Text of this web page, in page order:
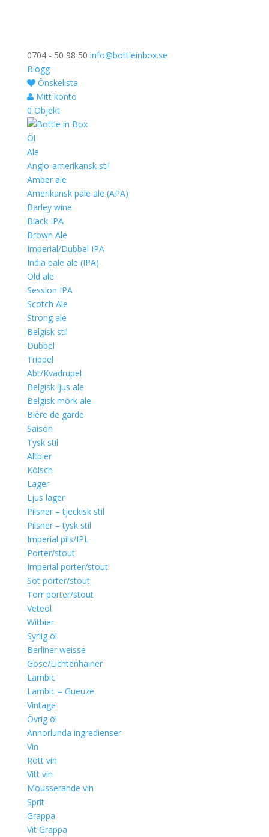
0704 - 50 98 50 info@bottleinbox.se
Blogg
Önskelista
Mitt konto
0 Objekt
Öl
Ale
Anglo-amerikansk stil
Amber ale
Amerikansk pale ale (APA)
Barley wine
Black IPA
Brown Ale
Imperial/Dubbel IPA
India pale ale (IPA)
Old ale
Session IPA
Scotch Ale
Strong ale
Belgisk stil
Dubbel
Trippel
Abt/Kvadrupel
Belgisk ljus ale
Belgisk mörk ale
Bière de garde
Saison
Tysk stil
Altbier
Kölsch
Lager
Ljus lager
Pilsner – tjeckisk stil
Pilsner – tysk stil
Imperial pils/IPL
Porter/stout
Imperial porter/stout
Söt porter/stout
Torr porter/stout
Veteöl
Witbier
Syrlig öl
Berliner weisse
Gose/Lichtenhainer
Lambic
Lambic – Gueuze
Vintage
Övrig öl
Annorlunda ingredienser
Vin
Rött vin
Vitt vin
Mousserande vin
Sprit
Grappa
Vit Grappa